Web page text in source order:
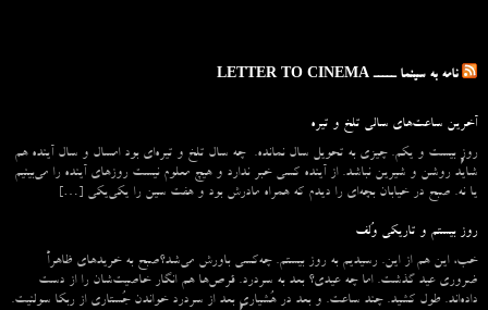
نامه به سینما ـــــ LETTER TO CINEMA
آخرین ساعت‌های سالی تلخ و تیره
روزِ بیست و یکم. چیزی به تحویل سال نمانده. چه سال تلخ و تیره‌ای بود امسال و سال آینده هم
شاید روشن و شیرین نباشد. از آینده کسی خبر ندارد و هیچ معلوم نیست روزهای آینده را می‌بینیم
یا نه. صبح در خیابان بچه‌ای را دیدم که همراه مادرش بود و هفت سین را یکی‌یکی […]
روز بیستم و تاریکی وُلف
خب، این هم از این. رسیدیم به روز بیستم. چه‌کسی باورش می‌شد؟صبح به خریدهای ظاهراً
ضروری عید گذشت. اما چه عیدی؟ بعد به سردرد. قرص‌ها هم انگار خاصیت‌شان را از دست
داده‌اند. طول کشید. چند ساعت. و بعد در هُشیاریِ بعد از سردرد خواندن جُستاری از ربکا سولنیت.